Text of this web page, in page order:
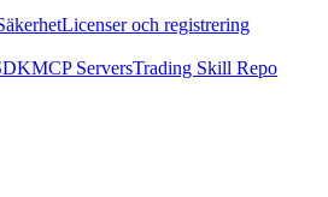
Licenser och registrering
MCP ServersTrading Skill Repo